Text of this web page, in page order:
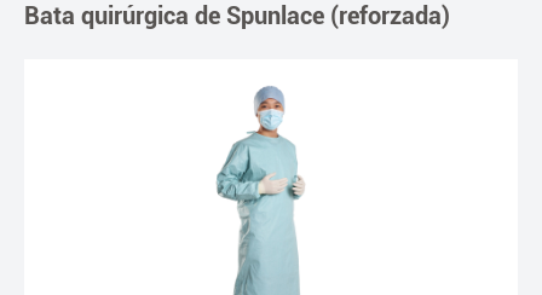
Bata quirúrgica de Spunlace (reforzada)